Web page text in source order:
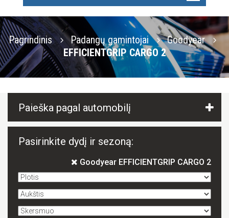
Pagrindinis Padangų gamintojai
Goodyear
EFFICIENTGRIP CARGO 2
Paieška pagal automobilį
Pasirinkite dydį ir sezoną:
Goodyear EFFICIENTGRIP CARGO 2